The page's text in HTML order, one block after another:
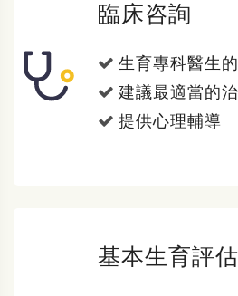
臨床咨詢
生育專科醫生
建議最適當的
提供心理輔導
基本生育評